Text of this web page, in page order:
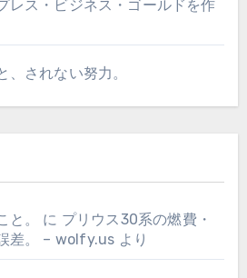
レス・ビジネス・ゴールドを作
されない努力。
。 に プリウス30系の燃費・
差。 – wolfy.us より